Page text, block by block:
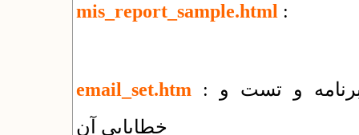
mis_report_sample.html :
email_set.htm : راهنمای روش های ارسال ایمیل توسط برنامه و تست و
خطایابی آن